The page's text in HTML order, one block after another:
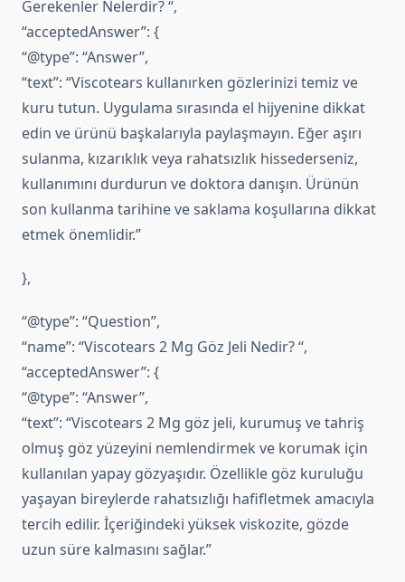
Gerekenler Nelerdir? “,
“acceptedAnswer”: {
“@type”: “Answer”,
“text”: “Viscotears kullanırken gözlerinizi temiz ve
kuru tutun. Uygulama sırasında el hijyenine dikkat
edin ve ürünü başkalarıyla paylaşmayın. Eğer aşırı
sulanma, kızarıklık veya rahatsızlık hissederseniz,
kullanımını durdurun ve doktora danışın. Ürünün
son kullanma tarihine ve saklama koşullarına dikkat
etmek önemlidir.”
},
“@type”: “Question”,
“name”: “Viscotears 2 Mg Göz Jeli Nedir? “,
“acceptedAnswer”: {
“@type”: “Answer”,
“text”: “Viscotears 2 Mg göz jeli, kurumuş ve tahriş
olmuş göz yüzeyini nemlendirmek ve korumak için
kullanılan yapay gözyaşıdır. Özellikle göz kuruluğu
yaşayan bireylerde rahatsızlığı hafifletmek amacıyla
tercih edilir. İçeriğindeki yüksek viskozite, gözde
uzun süre kalmasını sağlar.”